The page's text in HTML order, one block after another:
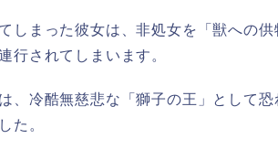
しまった彼女は、非処女を「獣への供
行されてしまいます。
、冷酷無慈悲な「獅子の王」として恐
た。